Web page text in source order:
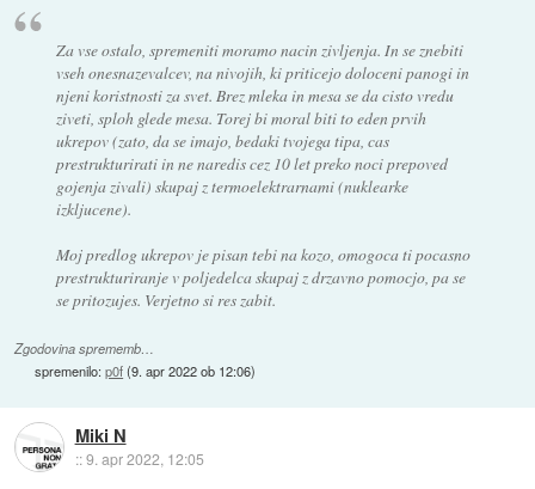
Za vse ostalo, spremeniti moramo nacin zivljenja. In se znebiti
vseh onesnazevalcev, na nivojih, ki priticejo doloceni panogi in
njeni koristnosti za svet. Brez mleka in mesa se da cisto vredu
ziveti, sploh glede mesa. Torej bi moral biti to eden prvih
ukrepov (zato, da se imajo, bedaki tvojega tipa, cas
prestrukturirati in ne naredis cez 10 let preko noci prepoved
gojenja zivali) skupaj z termoelektrarnami (nuklearke
izkljucene).
Moj predlog ukrepov je pisan tebi na kozo, omogoca ti pocasno
prestrukturiranje v poljedelca skupaj z drzavno pomocjo, pa se
se pritozujes. Verjetno si res zabit.
Zgodovina sprememb…
spremenilo:p0f(9. apr 2022 ob 12:06)
Miki N
::9. apr 2022, 12:05